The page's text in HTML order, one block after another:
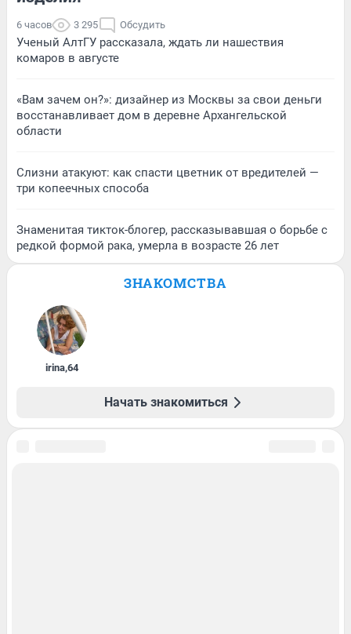
6 часов 3 295 Обсудить
Ученый АлтГУ рассказала, ждать ли нашествия
комаров в августе
«Вам зачем он?»: дизайнер из Москвы за свои деньги
восстанавливает дом в деревне Архангельской
области
Слизни атакуют: как спасти цветник от вредителей —
три копеечных способа
Знаменитая тикток-блогер, рассказывавшая о борьбе с
редкой формой рака, умерла в возрасте 26 лет
ЗНАКОМСТВА
irina,64
Начать знакомиться